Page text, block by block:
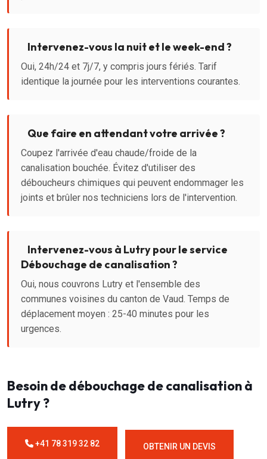
Intervenez-vous la nuit et le week-end ?
Oui, 24h/24 et 7j/7, y compris jours fériés. Tarif
identique la journée pour les interventions courantes.
Que faire en attendant votre arrivée ?
Coupez l'arrivée d'eau chaude/froide de la
canalisation bouchée. Évitez d'utiliser des
déboucheurs chimiques qui peuvent endommager les
joints et brûler nos techniciens lors de l'intervention.
Intervenez-vous à Lutry pour le service
Débouchage de canalisation ?
Oui, nous couvrons Lutry et l'ensemble des
communes voisines du canton de Vaud. Temps de
déplacement moyen : 25-40 minutes pour les
urgences.
Besoin de débouchage de canalisation à
Lutry ?
+41 78 319 32 82 OBTENIR UN DEVIS